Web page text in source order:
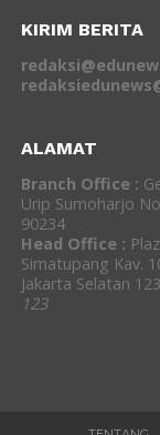
KIRIM BERITA
ALAMAT
Branch Office :
Urip Sumoharjo
90234
Head Office :
Simatupang Kav.
Jakarta Selatan
123